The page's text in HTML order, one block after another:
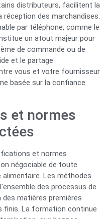
distributeurs, facilitent la
des marchandises.
par téléphone, comme le
un atout majeur pour
de commande ou de
et le partage
vous et votre fournisseur
basée sur la confiance
et normes
et normes
négociable de toute
Les méthodes
des processus de
matières premières
finis. La formation continue